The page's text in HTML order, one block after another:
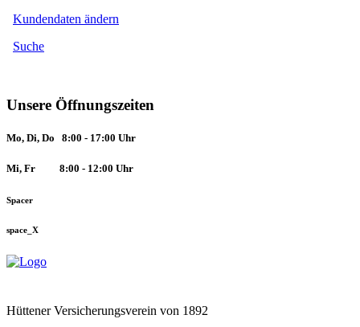
Kundendaten ändern
Suche
Unsere Öffnungszeiten
Mo, Di, Do 8:00 - 17:00 Uhr
Mi, Fr 8:00 - 12:00 Uhr
Spacer
space_X
Hüttener Versicherungsverein von 1892